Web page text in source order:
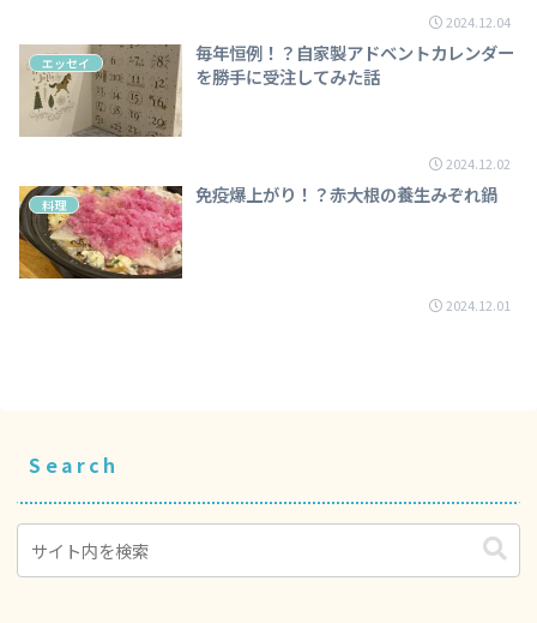
2024.12.04
エッセイ
毎年恒例！？自家製アドベントカレンダー
を勝手に受注してみた話
2024.12.02
料理 免疫爆上がり！？赤大根の養生みぞれ鍋
2024.12.01
Search